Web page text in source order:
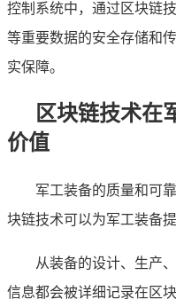
控制系统中，通过区块链
等重要数据的安全存储和
实保障。
区块链技术在
价值
军工装备的质量和可
块链技术可以为军工装备
从装备的设计、生产
信息都会被详细记录在区